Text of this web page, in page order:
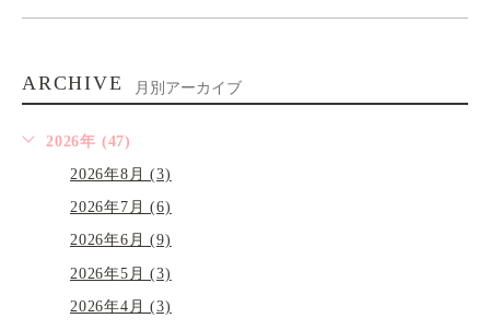
ARCHIVE 月別アーカイブ
2026年 (47)
2026年8月 (3)
2026年7月 (6)
2026年6月 (9)
2026年5月 (3)
2026年4月 (3)